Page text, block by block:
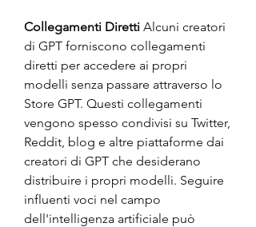
Collegamenti Diretti Alcuni creatori
di GPT forniscono collegamenti
diretti per accedere ai propri
modelli senza passare attraverso lo
Store GPT. Questi collegamenti
vengono spesso condivisi su Twitter,
Reddit, blog e altre piattaforme dai
creatori di GPT che desiderano
distribuire i propri modelli. Seguire
influenti voci nel campo
dell'intelligenza artificiale può